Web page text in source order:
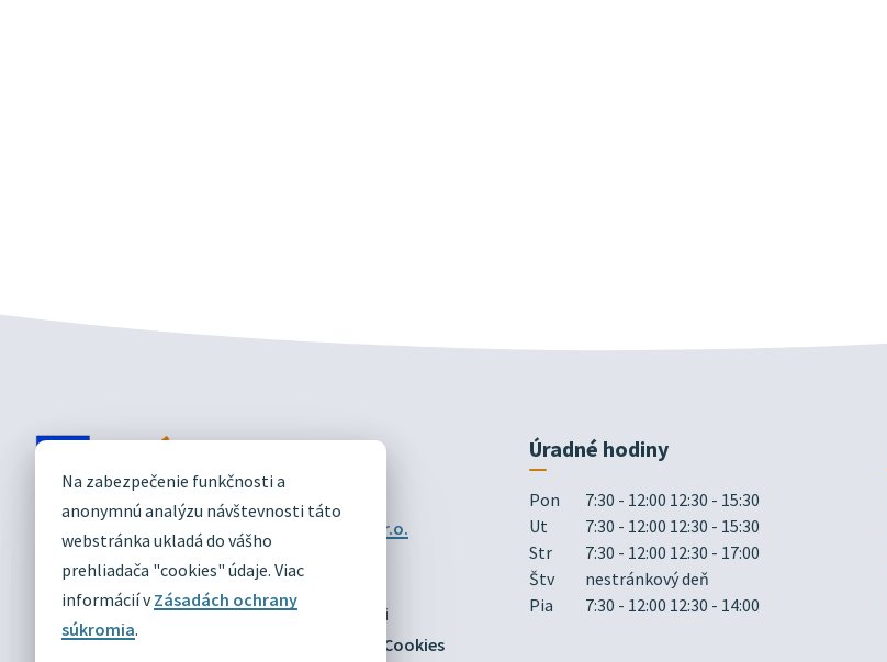
Na zabezpečenie funkčnosti a
anonymnú analýzu návštevnosti táto
webstránka ukladá do vášho
prehliadača "cookies" údaje. Viac
informácií vZásadách ochrany
súkromia.
DIVÍN
OFICIÁLNE STRÁNKY
Technický prevádzkovateľ:
Alphabet partner s.r.o.
Správca obsahu:Obec Divín
Posledná aktualizácia:03.08.2026
Mapa
Vyhlásenie o prístupnosti
Zásady ochrany osobných údajov
Nastaviť Cookies
Úradné hodiny
Pon
7:30 - 12:00 12:30 - 15:30
Ut
7:30 - 12:00 12:30 - 15:30
Str
7:30 - 12:00 12:30 - 17:00
Štv
nestránkový deň
Pia
7:30 - 12:00 12:30 - 14:00